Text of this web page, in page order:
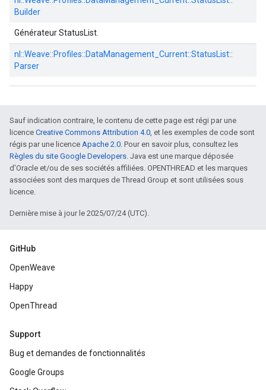
Builder
Générateur StatusList.
nl::Weave::Profiles::DataManagement_Current::StatusList::
Parser
Sauf indication contraire, le contenu de cette page est régi par une
licence Creative Commons Attribution 4.0, et les exemples de code sont
régis par une licence Apache 2.0. Pour en savoir plus, consultez les
Règles du site Google Developers. Java est une marque déposée
d'Oracle et/ou de ses sociétés affiliées. OPENTHREAD et les marques
associées sont des marques de Thread Group et sont utilisées sous
licence.
Dernière mise à jour le 2025/07/24 (UTC).
GitHub
OpenWeave
Happy
OpenThread
Support
Bug et demandes de fonctionnalités
Google Groups